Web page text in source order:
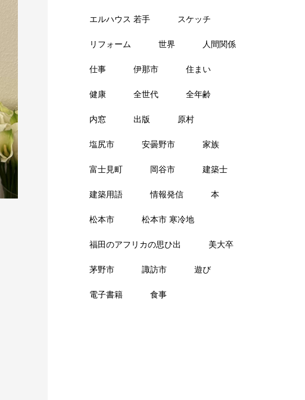
エルハウス 若手 スケッチ
リフォーム 世界 人間関係
仕事 伊那市 住まい
健康 全世代 全年齢
内窓 出版 原村
塩尻市 安曇野市 家族
富士見町 岡谷市 建築士
建築用語 情報発信 本
松本市 松本市 寒冷地
福田のアフリカの思ひ出 美大卒
茅野市 諏訪市 遊び
電子書籍 食事